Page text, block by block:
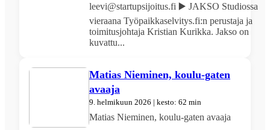
leevi@startupsijoitus.fi ▶️ JAKSO Studiossa
vieraana Työpaikkaselvitys.fi:n perustaja ja
toimitusjohtaja Kristian Kurikka. Jakso on
kuvattu...
Matias Nieminen, koulu-gaten
avaaja
9. helmikuun 2026 | kesto: 62 min
Matias Nieminen, koulu-gaten avaaja